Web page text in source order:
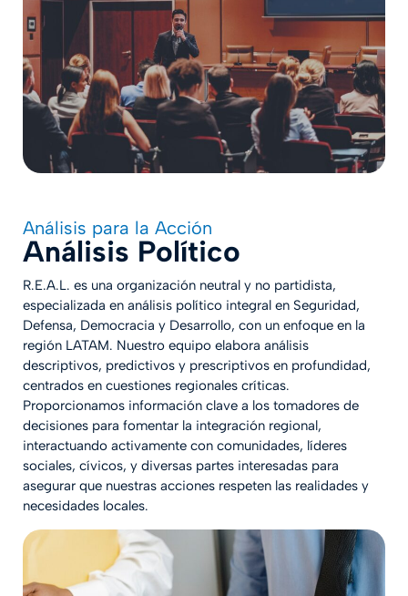
Análisis para la Acción
Análisis Político
R.E.A.L. es una organización neutral y no partidista,
especializada en análisis político integral en Seguridad,
Defensa, Democracia y Desarrollo, con un enfoque en la
región LATAM. Nuestro equipo elabora análisis
descriptivos, predictivos y prescriptivos en profundidad,
centrados en cuestiones regionales críticas.
Proporcionamos información clave a los tomadores de
decisiones para fomentar la integración regional,
interactuando activamente con comunidades, líderes
sociales, cívicos, y diversas partes interesadas para
asegurar que nuestras acciones respeten las realidades y
necesidades locales.